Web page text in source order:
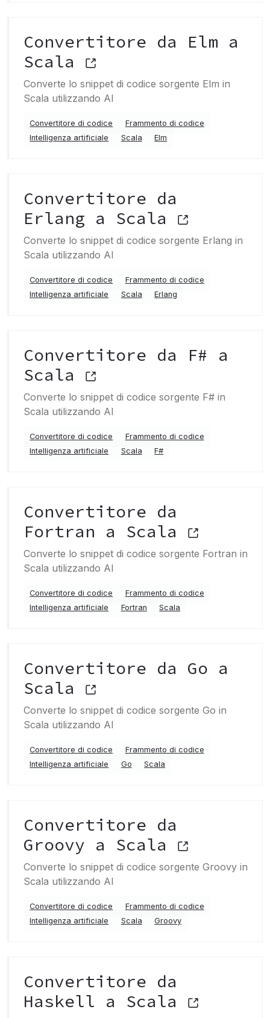
Convertitore da Elm a
Scala
Converte lo snippet di codice sorgente Elm in
Scala utilizzando AI
Convertitore di codice
Frammento di codice
Intelligenza artificiale
Scala Elm
Convertitore da
Erlang a Scala
Converte lo snippet di codice sorgente Erlang in
Scala utilizzando AI
Convertitore di codice
Frammento di codice
Intelligenza artificiale
Scala Erlang
Convertitore da F# a
Scala
Converte lo snippet di codice sorgente F# in
Scala utilizzando AI
Convertitore di codice
Frammento di codice
Intelligenza artificiale
Scala F#
Convertitore da
Fortran a Scala
Converte lo snippet di codice sorgente Fortran in
Scala utilizzando AI
Convertitore di codice
Frammento di codice
Intelligenza artificiale
Fortran Scala
Convertitore da Go a
Scala
Converte lo snippet di codice sorgente Go in
Scala utilizzando AI
Convertitore di codice
Frammento di codice
Intelligenza artificiale
Go Scala
Convertitore da
Groovy a Scala
Converte lo snippet di codice sorgente Groovy in
Scala utilizzando AI
Convertitore di codice
Frammento di codice
Intelligenza artificiale
Scala Groovy
Convertitore da
Haskell a Scala